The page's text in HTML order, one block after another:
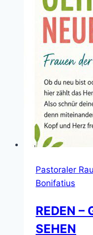
Pastoraler
Bonifatius
REDEN –
SEHEN